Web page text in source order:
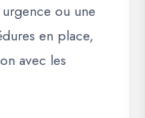
ou une
en place,
avec les